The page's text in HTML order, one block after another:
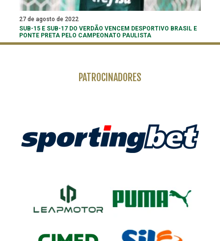
27 de agosto de 2022
SUB-15 E SUB-17 DO VERDÃO VENCEM DESPORTIVO BRASIL E
PONTE PRETA PELO CAMPEONATO PAULISTA
PATROCINADORES